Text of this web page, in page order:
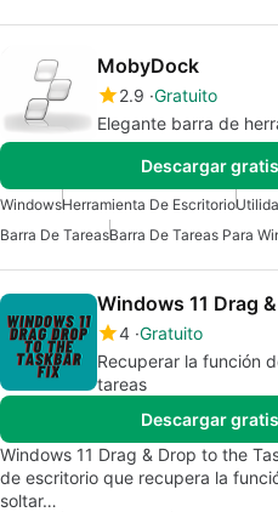
MobyDock
2.9 Gratuito
Elegante barra de
Descargar
WindowsHerramienta De Escritorio
Barra De TareasBarra De Tareas Para
Windows 11 Drag
4 Gratuito
Recuperar la función
tareas
Descargar
Windows 11 Drag & Drop to the
de escritorio que recupera la
soltar…